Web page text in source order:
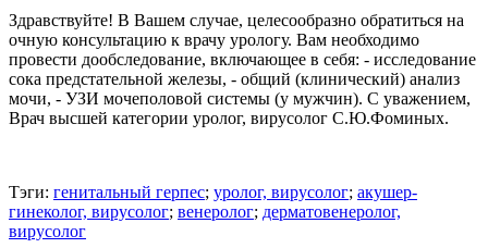
Здравствуйте! В Вашем случае, целесообразно обратиться на
очную консультацию к врачу урологу. Вам необходимо
провести дообследование, включающее в себя: - исследование
сока предстательной железы, - общий (клинический) анализ
мочи, - УЗИ мочеполовой системы (у мужчин). С уважением,
Врач высшей категории уролог, вирусолог С.Ю.Фоминых.
Тэги: генитальный герпес; уролог, вирусолог; акушер-
гинеколог, вирусолог; венеролог; дерматовенеролог,
вирусолог